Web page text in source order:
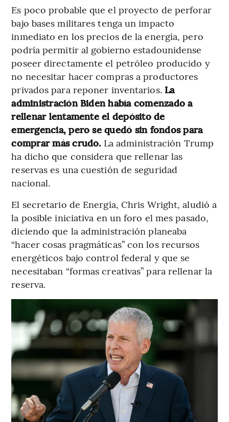
Es poco probable que el proyecto de perforar
bajo bases militares tenga un impacto
inmediato en los precios de la energía, pero
podría permitir al gobierno estadounidense
poseer directamente el petróleo producido y
no necesitar hacer compras a productores
privados para reponer inventarios. La
administración Biden había comenzado a
rellenar lentamente el depósito de
emergencia, pero se quedó sin fondos para
comprar más crudo. La administración Trump
ha dicho que considera que rellenar las
reservas es una cuestión de seguridad
nacional.
El secretario de Energía, Chris Wright, aludió a
la posible iniciativa en un foro el mes pasado,
diciendo que la administración planeaba
“hacer cosas pragmáticas” con los recursos
energéticos bajo control federal y que se
necesitaban “formas creativas” para rellenar la
reserva.